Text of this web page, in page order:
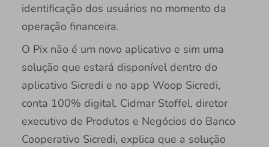
identificação dos usuários no momento da
operação financeira.
O Pix não é um novo aplicativo e sim uma
solução que estará disponível dentro do
aplicativo Sicredi e no app Woop Sicredi,
conta 100% digital. Cidmar Stoffel, diretor
executivo de Produtos e Negócios do Banco
Cooperativo Sicredi, explica que a solução